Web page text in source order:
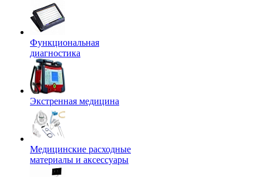
Функциональная
диагностика
Экстренная медицина
Медицинские расходные
материалы и аксессуары